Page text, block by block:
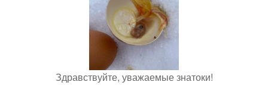
Здравствуйте, уважаемые знатоки!